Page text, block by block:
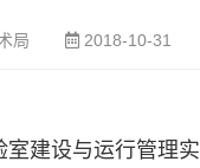
局 2018-10-31
建设与运行管理